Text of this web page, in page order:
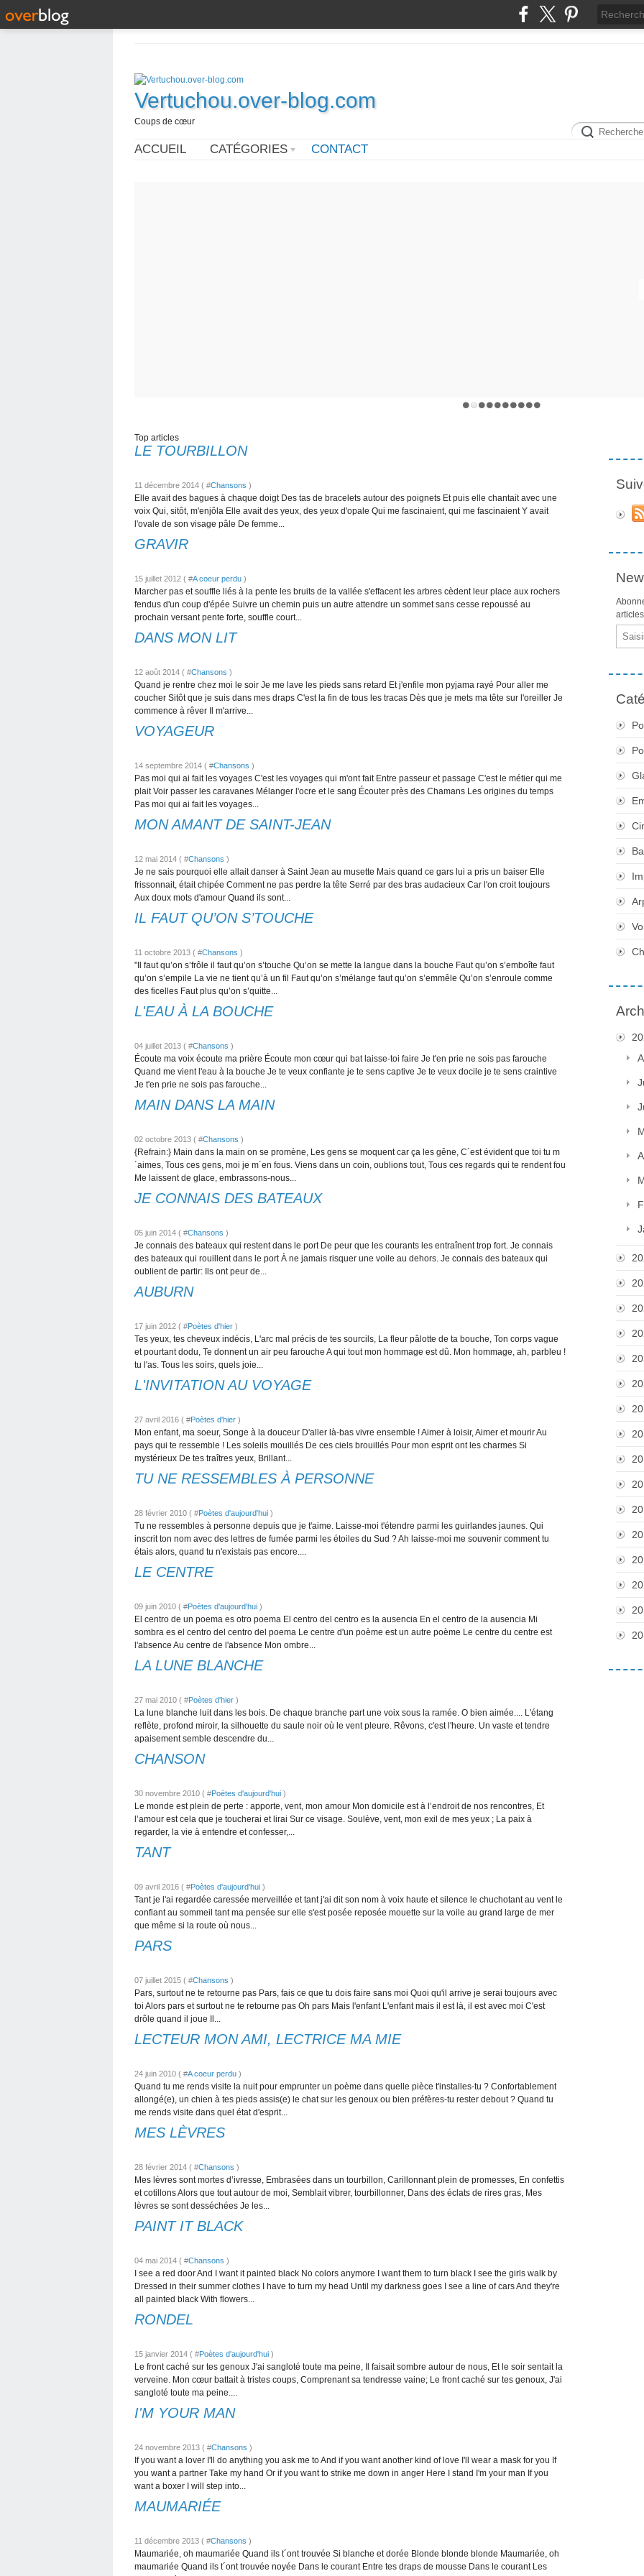
Vertuchou.over-blog.com
Coups de cœur
ACCUEIL CATÉGORIES CONTACT
Top articles
LE TOURBILLON
11 décembre 2014 ( #Chansons )
Elle avait des bagues à chaque doigt Des tas de bracelets autour des poignets Et puis elle chantait avec une
voix Qui, sitôt, m'enjôla Elle avait des yeux, des yeux d'opale Qui me fascinaient, qui me fascinaient Y avait
l'ovale de son visage pâle De femme...
GRAVIR
15 juillet 2012 ( #A coeur perdu )
Marcher pas et souffle liés à la pente les bruits de la vallée s'effacent les arbres cèdent leur place aux rochers
fendus d'un coup d'épée Suivre un chemin puis un autre attendre un sommet sans cesse repoussé au
prochain versant pente forte, souffle court...
DANS MON LIT
12 août 2014 ( #Chansons )
Quand je rentre chez moi le soir Je me lave les pieds sans retard Et j'enfile mon pyjama rayé Pour aller me
coucher Sitôt que je suis dans mes draps C'est la fin de tous les tracas Dès que je mets ma tête sur l'oreiller Je
commence à rêver Il m'arrive...
VOYAGEUR
14 septembre 2014 ( #Chansons )
Pas moi qui ai fait les voyages C'est les voyages qui m'ont fait Entre passeur et passage C'est le métier qui me
plait Voir passer les caravanes Mélanger l'ocre et le sang Écouter près des Chamans Les origines du temps
Pas moi qui ai fait les voyages...
MON AMANT DE SAINT-JEAN
12 mai 2014 ( #Chansons )
Je ne sais pourquoi elle allait danser à Saint Jean au musette Mais quand ce gars lui a pris un baiser Elle
frissonnait, était chipée Comment ne pas perdre la tête Serré par des bras audacieux Car l'on croit toujours
Aux doux mots d'amour Quand ils sont...
IL FAUT QU’ON S’TOUCHE
11 octobre 2013 ( #Chansons )
"Il faut qu’on s’frôle il faut qu’on s’touche Qu’on se mette la langue dans la bouche Faut qu’on s’emboîte faut
qu’on s’empile La vie ne tient qu’à un fil Faut qu’on s’mélange faut qu’on s’emmêle Qu’on s’enroule comme
des ficelles Faut plus qu’on s’quitte...
L'EAU À LA BOUCHE
04 juillet 2013 ( #Chansons )
Écoute ma voix écoute ma prière Écoute mon cœur qui bat laisse-toi faire Je t'en prie ne sois pas farouche
Quand me vient l'eau à la bouche Je te veux confiante je te sens captive Je te veux docile je te sens craintive
Je t'en prie ne sois pas farouche...
MAIN DANS LA MAIN
02 octobre 2013 ( #Chansons )
{Refrain:} Main dans la main on se promène, Les gens se moquent car ça les gêne, C´est évident que toi tu m
´aimes, Tous ces gens, moi je m´en fous. Viens dans un coin, oublions tout, Tous ces regards qui te rendent fou
Me laissent de glace, embrassons-nous...
JE CONNAIS DES BATEAUX
05 juin 2014 ( #Chansons )
Je connais des bateaux qui restent dans le port De peur que les courants les entraînent trop fort. Je connais
des bateaux qui rouillent dans le port À ne jamais risquer une voile au dehors. Je connais des bateaux qui
oublient de partir: Ils ont peur de...
AUBURN
17 juin 2012 ( #Poètes d'hier )
Tes yeux, tes cheveux indécis, L'arc mal précis de tes sourcils, La fleur pâlotte de ta bouche, Ton corps vague
et pourtant dodu, Te donnent un air peu farouche A qui tout mon hommage est dû. Mon hommage, ah, parbleu !
tu l'as. Tous les soirs, quels joie...
L'INVITATION AU VOYAGE
27 avril 2016 ( #Poètes d'hier )
Mon enfant, ma soeur, Songe à la douceur D'aller là-bas vivre ensemble ! Aimer à loisir, Aimer et mourir Au
pays qui te ressemble ! Les soleils mouillés De ces ciels brouillés Pour mon esprit ont les charmes Si
mystérieux De tes traîtres yeux, Brillant...
TU NE RESSEMBLES À PERSONNE
28 février 2010 ( #Poètes d'aujourd'hui )
Tu ne ressembles à personne depuis que je t'aime. Laisse-moi t'étendre parmi les guirlandes jaunes. Qui
inscrit ton nom avec des lettres de fumée parmi les étoiles du Sud ? Ah laisse-moi me souvenir comment tu
étais alors, quand tu n'existais pas encore....
LE CENTRE
09 juin 2010 ( #Poètes d'aujourd'hui )
El centro de un poema es otro poema El centro del centro es la ausencia En el centro de la ausencia Mi
sombra es el centro del centro del poema Le centre d'un poème est un autre poème Le centre du centre est
l'absence Au centre de l'absence Mon ombre...
LA LUNE BLANCHE
27 mai 2010 ( #Poètes d'hier )
La lune blanche luit dans les bois. De chaque branche part une voix sous la ramée. O bien aimée.... L'étang
reflète, profond miroir, la silhouette du saule noir où le vent pleure. Rêvons, c'est l'heure. Un vaste et tendre
apaisement semble descendre du...
CHANSON
30 novembre 2010 ( #Poètes d'aujourd'hui )
Le monde est plein de perte : apporte, vent, mon amour Mon domicile est à l’endroit de nos rencontres, Et
l’amour est cela que je toucherai et lirai Sur ce visage. Soulève, vent, mon exil de mes yeux ; La paix à
regarder, la vie à entendre et confesser,...
TANT
09 avril 2016 ( #Poètes d'aujourd'hui )
Tant je l'ai regardée caressée merveillée et tant j'ai dit son nom à voix haute et silence le chuchotant au vent le
confiant au sommeil tant ma pensée sur elle s'est posée reposée mouette sur la voile au grand large de mer
que même si la route où nous...
PARS
07 juillet 2015 ( #Chansons )
Pars, surtout ne te retourne pas Pars, fais ce que tu dois faire sans moi Quoi qu'il arrive je serai toujours avec
toi Alors pars et surtout ne te retourne pas Oh pars Mais l'enfant L'enfant mais il est là, il est avec moi C'est
drôle quand il joue Il...
LECTEUR MON AMI, LECTRICE MA MIE
24 juin 2010 ( #A coeur perdu )
Quand tu me rends visite la nuit pour emprunter un poème dans quelle pièce t'installes-tu ? Confortablement
allongé(e), un chien à tes pieds assis(e) le chat sur les genoux ou bien préfères-tu rester debout ? Quand tu
me rends visite dans quel état d'esprit...
MES LÈVRES
28 février 2014 ( #Chansons )
Mes lèvres sont mortes d’ivresse, Embrasées dans un tourbillon, Carillonnant plein de promesses, En confettis
et cotillons Alors que tout autour de moi, Semblait vibrer, tourbillonner, Dans des éclats de rires gras, Mes
lèvres se sont desséchées Je les...
PAINT IT BLACK
04 mai 2014 ( #Chansons )
I see a red door And I want it painted black No colors anymore I want them to turn black I see the girls walk by
Dressed in their summer clothes I have to turn my head Until my darkness goes I see a line of cars And they're
all painted black With flowers...
RONDEL
15 janvier 2014 ( #Poètes d'aujourd'hui )
Le front caché sur tes genoux J'ai sangloté toute ma peine, Il faisait sombre autour de nous, Et le soir sentait la
verveine. Mon cœur battait à tristes coups, Comprenant sa tendresse vaine; Le front caché sur tes genoux, J'ai
sangloté toute ma peine....
I'M YOUR MAN
24 novembre 2013 ( #Chansons )
If you want a lover I'll do anything you ask me to And if you want another kind of love I'll wear a mask for you If
you want a partner Take my hand Or if you want to strike me down in anger Here I stand I'm your man If you
want a boxer I will step into...
MAUMARIÉE
11 décembre 2013 ( #Chansons )
Maumariée, oh maumariée Quand ils t´ont trouvée Si blanche et dorée Blonde blonde blonde Maumariée, oh
maumariée Quand ils t´ont trouvée noyée Dans le courant Entre tes draps de mousse Dans le courant Les
Email